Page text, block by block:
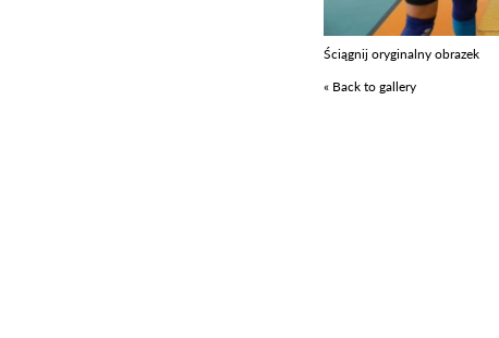
Ściągnij oryginalny obrazek
« Back to gallery